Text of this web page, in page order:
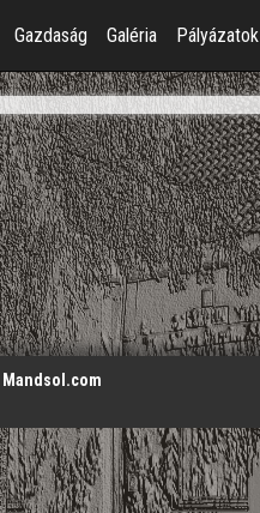
Gazdaság Galéria Pályázatok
Mandsol.com